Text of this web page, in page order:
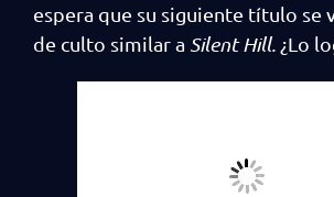
espera que su siguiente título se
de culto similar a Silent Hill. ¿Lo